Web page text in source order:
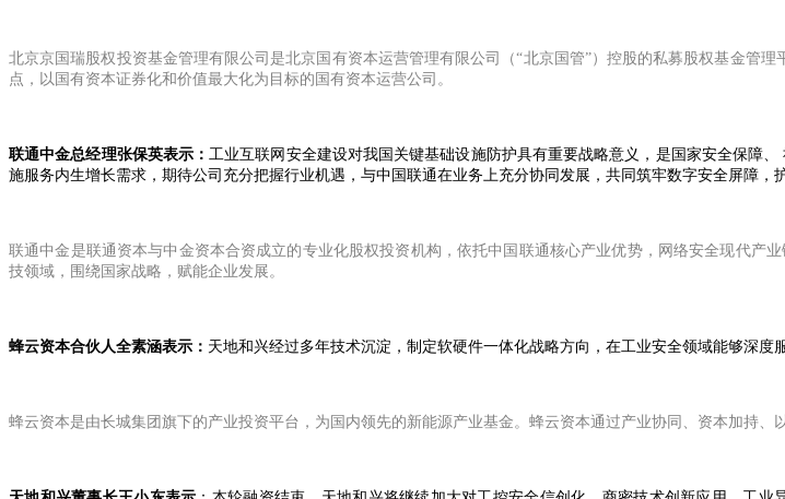
北京京国瑞股权投资基金管理有限公司是北京国有资本运营管理有限公司（“北京国管”）控股的私募股权基金管
点，以国有资本证券化和价值最大化为目标的国有资本运营公司。
联通中金总经理张保英表示：工业互联网安全建设对我国关键基础设施防护具有重要战略意义，是国家安全保障
施服务内生增长需求，期待公司充分把握行业机遇，与中国联通在业务上充分协同发展，共同筑牢数字安全屏障，
联通中金是联通资本与中金资本合资成立的专业化股权投资机构，依托中国联通核心产业优势，网络安全现代产
技领域，围绕国家战略，赋能企业发展。
蜂云资本合伙人全素涵表示： 天地和兴经过多年技术沉淀，制定软硬件一体化战略方向，在工业安全领域能够深
蜂云资本是由长城集团旗下的产业投资平台，为国内领先的新能源产业基金。蜂云资本通过产业协同、资本加持、